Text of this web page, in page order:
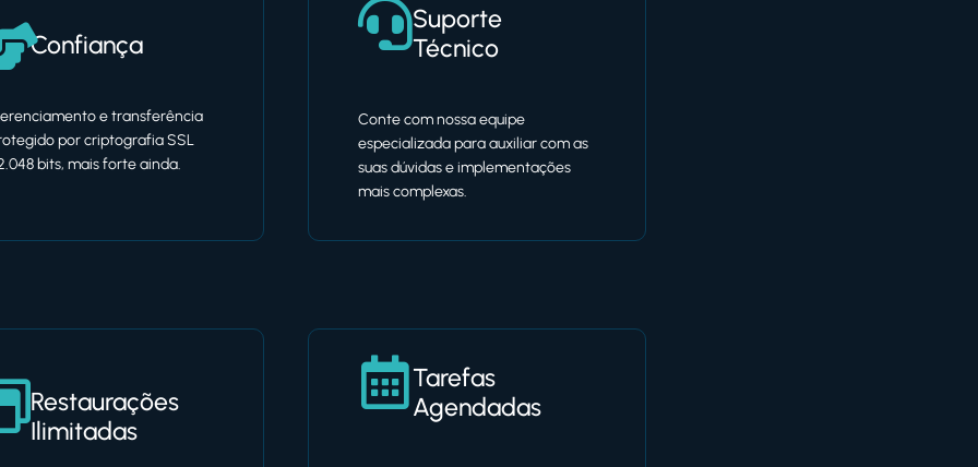
Confiança
e transferência
por criptografia SSL
bits, mais forte ainda.
Suporte
Técnico
Conte com nossa equipe
especializada para auxiliar com as
suas dúvidas e implementações
mais complexas.
Restaurações
Ilimitadas
Tarefas
Agendadas